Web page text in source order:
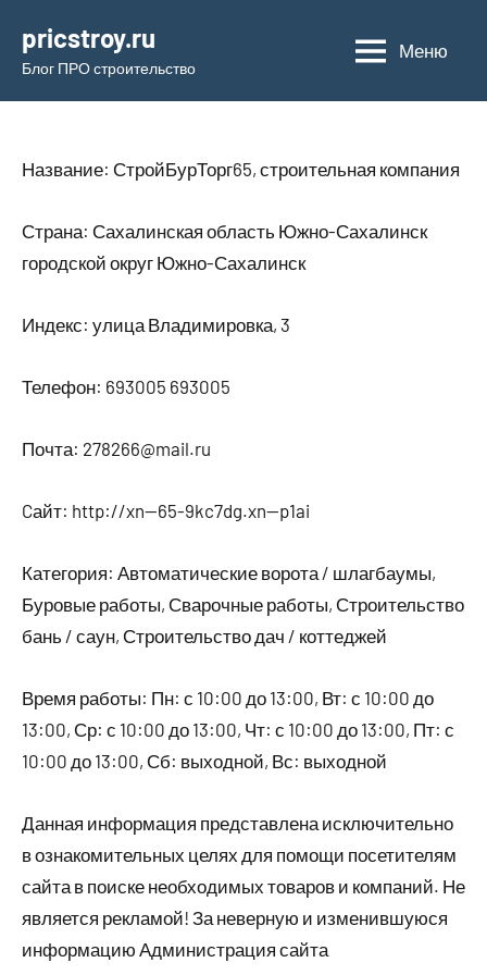
содержимому
pricstroy.ru
Блог ПРО строительство
Меню
Название: СтройБурТорг65, строительная компания
Страна: Сахалинская область Южно-Сахалинск
городской округ Южно-Сахалинск
Индекс: улица Владимировка, 3
Телефон: 693005 693005
Почта: 278266@mail.ru
Cайт: http://xn--65-9kc7dg.xn--p1ai
Категория: Автоматические ворота / шлагбаумы,
Буровые работы, Сварочные работы, Строительство
бань / саун, Строительство дач / коттеджей
Время работы: Пн: с 10:00 до 13:00, Вт: с 10:00 до
13:00, Ср: с 10:00 до 13:00, Чт: с 10:00 до 13:00, Пт: с
10:00 до 13:00, Сб: выходной, Вс: выходной
Данная информация представлена исключительно
в ознакомительных целях для помощи посетителям
сайта в поиске необходимых товаров и компаний. Не
является рекламой! За неверную и изменившуюся
информацию Администрация сайта